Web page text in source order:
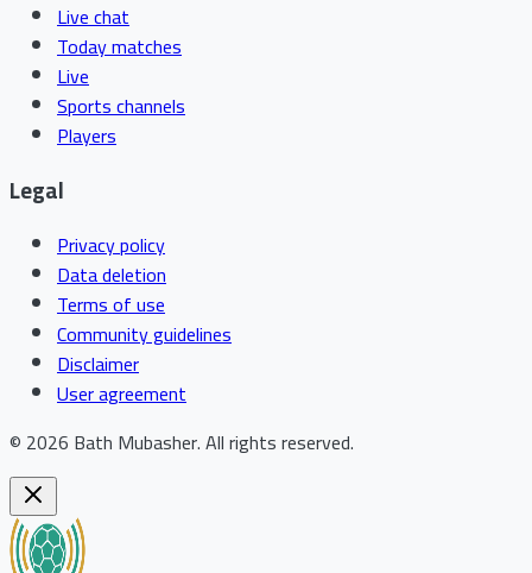
Live chat
Today matches
Live
Sports channels
Players
Legal
Privacy policy
Data deletion
Terms of use
Community guidelines
Disclaimer
User agreement
© 2026 Bath Mubasher.All rights reserved.